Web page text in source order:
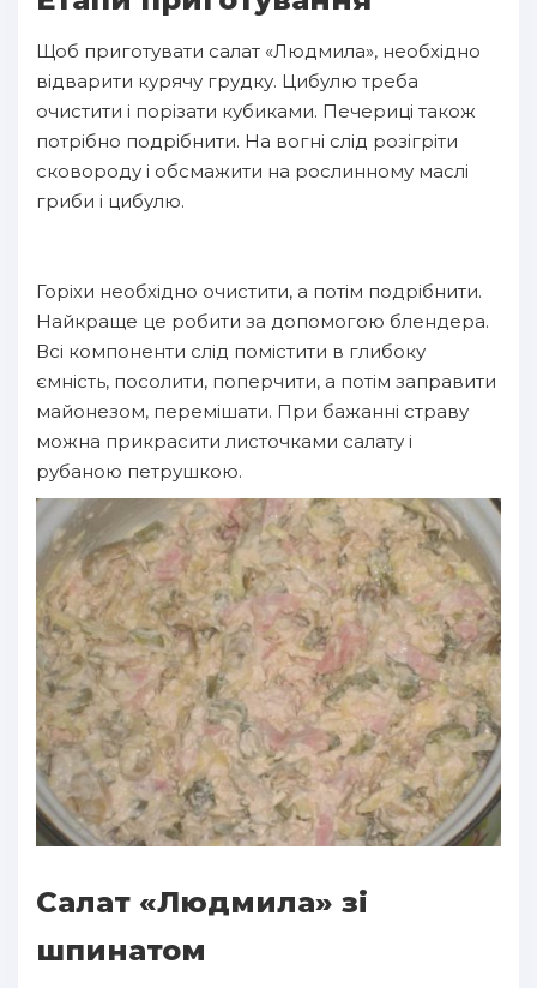
Щоб приготувати салат «Людмила», необхідно
відварити курячу грудку. Цибулю треба
очистити і порізати кубиками. Печериці також
потрібно подрібнити. На вогні слід розігріти
сковороду і обсмажити на рослинному маслі
гриби і цибулю.
Горіхи необхідно очистити, а потім подрібнити.
Найкраще це робити за допомогою блендера.
Всі компоненти слід помістити в глибоку
ємність, посолити, поперчити, а потім заправити
майонезом, перемішати. При бажанні страву
можна прикрасити листочками салату і
рубаною петрушкою.
Салат «Людмила» зі
шпинатом